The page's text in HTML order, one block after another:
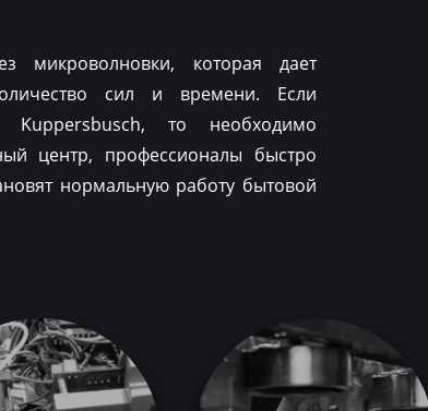
микроволновки, которая дает
сил и времени. Если
Kuppersbusch, то необходимо
центр, профессионалы быстро
нормальную работу бытовой